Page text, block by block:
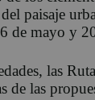
paisaje
de mayo y
las
de las